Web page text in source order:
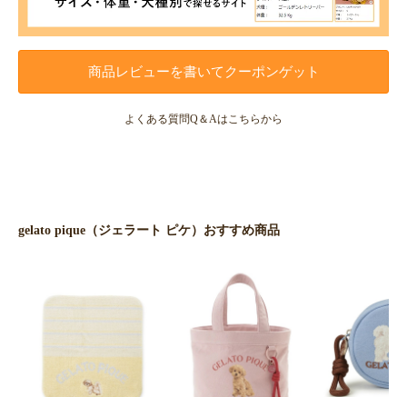
商品レビューを書いてクーポンゲット
よくある質問Q＆Aはこちらから
gelato pique（ジェラート ピケ）おすすめ商品